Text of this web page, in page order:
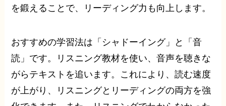
を鍛えることで、リーディング力も向上します。
おすすめの学習法は「シャドーイング」と「音
読」です。リスニング教材を使い、音声を聴きな
がらテキストを追います。これにより、読む速度
が上がり、リスニングとリーディングの両方を強